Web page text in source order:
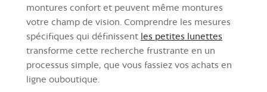
montures confort et peuvent même montures
votre champ de vision. Comprendre les mesures
spécifiques qui définissent les petites lunettes
transforme cette recherche frustrante en un
processus simple, que vous fassiez vos achats en
ligne ouboutique.